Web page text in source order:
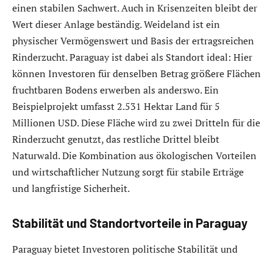
einen stabilen Sachwert. Auch in Krisenzeiten bleibt der
Wert dieser Anlage beständig. Weideland ist ein
physischer Vermögenswert und Basis der ertragsreichen
Rinderzucht. Paraguay ist dabei als Standort ideal: Hier
können Investoren für denselben Betrag größere Flächen
fruchtbaren Bodens erwerben als anderswo. Ein
Beispielprojekt umfasst 2.531 Hektar Land für 5
Millionen USD. Diese Fläche wird zu zwei Dritteln für die
Rinderzucht genutzt, das restliche Drittel bleibt
Naturwald. Die Kombination aus ökologischen Vorteilen
und wirtschaftlicher Nutzung sorgt für stabile Erträge
und langfristige Sicherheit.
Stabilität und Standortvorteile in Paraguay
Paraguay bietet Investoren politische Stabilität und